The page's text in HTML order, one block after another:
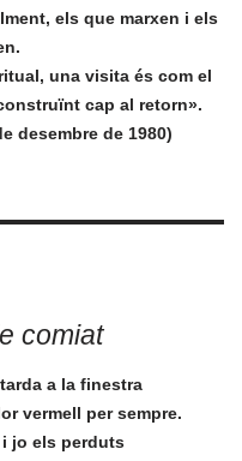
els que marxen i els
una visita és com el
cap al retorn».
desembre de 1980)
comiat
a la finestra
vermell per sempre.
i jo els perduts